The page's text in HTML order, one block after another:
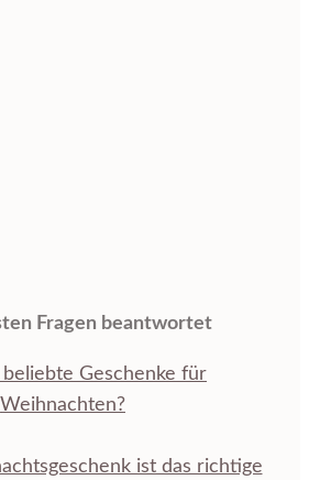
Fragen beantwortet
Geschenke für
Weihnachten?
ist das richtige